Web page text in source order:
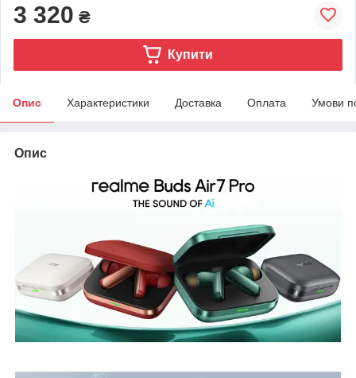
3 320 ₴
Купити
Опис Характеристики Доставка Оплата Умови
Опис